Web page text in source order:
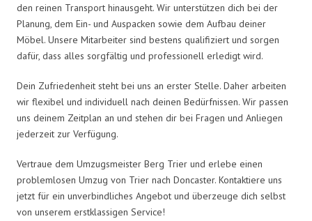
den reinen Transport hinausgeht. Wir unterstützen dich bei der
Planung, dem Ein- und Auspacken sowie dem Aufbau deiner
Möbel. Unsere Mitarbeiter sind bestens qualifiziert und sorgen
dafür, dass alles sorgfältig und professionell erledigt wird.
Dein Zufriedenheit steht bei uns an erster Stelle. Daher arbeiten
wir flexibel und individuell nach deinen Bedürfnissen. Wir passen
uns deinem Zeitplan an und stehen dir bei Fragen und Anliegen
jederzeit zur Verfügung.
Vertraue dem Umzugsmeister Berg Trier und erlebe einen
problemlosen Umzug von Trier nach Doncaster. Kontaktiere uns
jetzt für ein unverbindliches Angebot und überzeuge dich selbst
von unserem erstklassigen Service!